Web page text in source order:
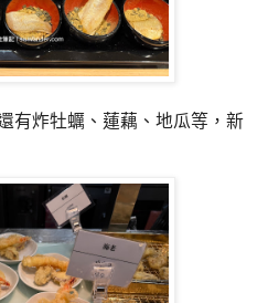
有炸牡蠣、蓮藕、地瓜等，新